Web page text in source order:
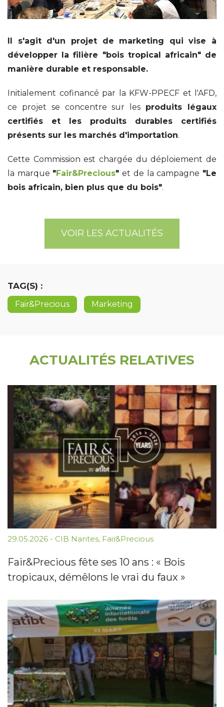
Il s'agit d'un projet de marketing qui vise à
développer la filière "bois tropical africain" de
manière durable et responsable.
Initialement cofinancé par la KFW-PPECF et l'AFD,
ce projet se concentre sur les produits légaux
certifiés et les produits durables certifiés
présents sur les marchés d'importation.
Cette Commission est chargée du déploiement de
la marque "Fair&Precious" et de la campagne "Le
bois africain, bien plus que du bois".
VOIR LES ACTUALITÉS
TAG(S) :
Fair&Precious Marketing
ACTUALITÉS RELATIVES
29.05.2026 - CIB Nantes, Fair&Precious
Fair&Precious fête ses 10 ans : « Bois
tropicaux, démêlons le vrai du faux »